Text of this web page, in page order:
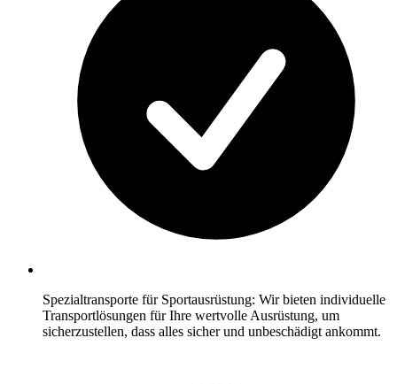
Spezialtransporte für Sportausrüstung: Wir bieten individuelle
Transportlösungen für Ihre wertvolle Ausrüstung, um
sicherzustellen, dass alles sicher und unbeschädigt ankommt.